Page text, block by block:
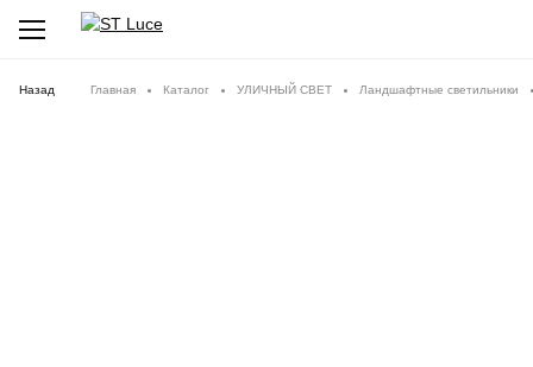
Назад Главная Каталог УЛИЧНЫЙ СВЕТ Ландшафтные светильники